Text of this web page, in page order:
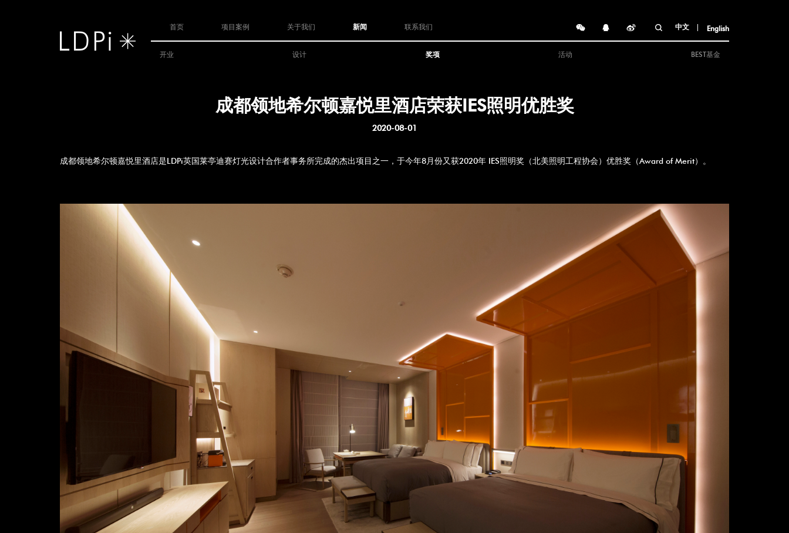
首页 项目案例 关于我们 新闻
开业 设计 奖项 活动 BEST基金
联系我们 中文 English
成都领地希尔顿嘉悦里酒店荣获IES照明优胜奖
2020-08-01
成都领地希尔顿嘉悦里酒店是LDPi英国莱亭迪赛灯光设计合作者事务所完成的杰出项目之一，于今年8月份又获2020年 IES照明奖（北美照明工程协会）优胜奖（Award of Merit）。